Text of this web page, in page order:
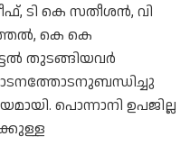
ടി കെ സതീശൻ, വി
കെ കെ
തുടങ്ങിയവർ
പൊന്നാനി ഉപജില്ല